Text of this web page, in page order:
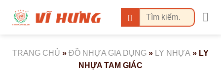
Tìm
kiếm:
TRANG CHỦ » ĐỒ NHỰA GIA DỤNG » LY NHỰA » LY
NHỰA TAM GIÁC